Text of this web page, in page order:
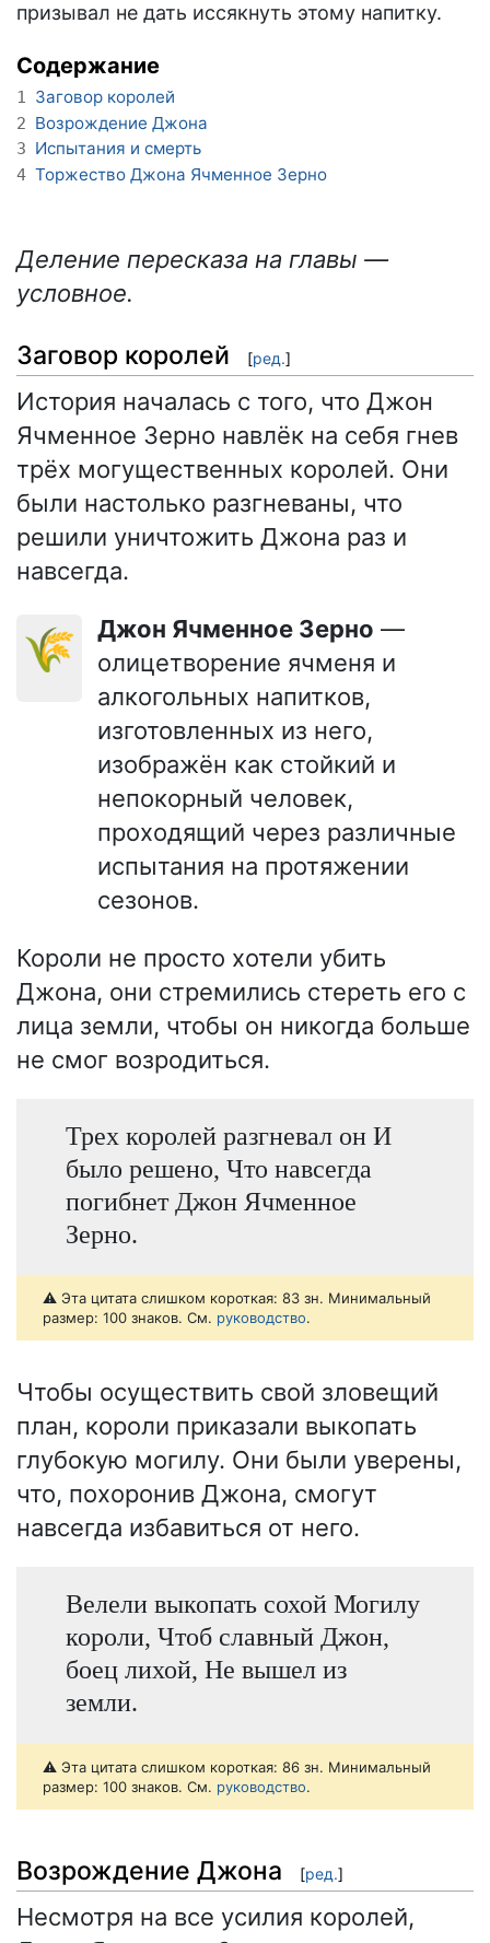
призывал не дать иссякнуть этому напитку.
Содержание
1 Заговор королей
2 Возрождение Джона
3 Испытания и смерть
4 Торжество Джона Ячменное Зерно
Деление пересказа на главы —
условное.
Заговор королей [ред.]
История началась с того, что Джон
Ячменное Зерно навлёк на себя гнев
трёх могущественных королей. Они
были настолько разгневаны, что
решили уничтожить Джона раз и
навсегда.
🌾 Джон Ячменное Зерно —
олицетворение ячменя и
алкогольных напитков,
изготовленных из него,
изображён как стойкий и
непокорный человек,
проходящий через различные
испытания на протяжении
сезонов.
Короли не просто хотели убить
Джона, они стремились стереть его с
лица земли, чтобы он никогда больше
не смог возродиться.
Трех королей разгневал он И
было решено, Что навсегда
погибнет Джон Ячменное
Зерно.
⚠️ Эта цитата слишком короткая: 83 зн. Минимальный
размер: 100 знаков. См. руководство.
Чтобы осуществить свой зловещий
план, короли приказали выкопать
глубокую могилу. Они были уверены,
что, похоронив Джона, смогут
навсегда избавиться от него.
Велели выкопать сохой Могилу
короли, Чтоб славный Джон,
боец лихой, Не вышел из
земли.
⚠️ Эта цитата слишком короткая: 86 зн. Минимальный
размер: 100 знаков. См. руководство.
Возрождение Джона [ред.]
Несмотря на все усилия королей,